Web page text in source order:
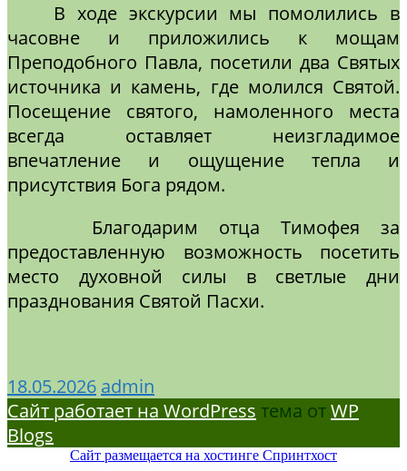
В ходе экскурсии мы помолились в
часовне и приложились к мощам
Преподобного Павла, посетили два Святых
источника и камень, где молился Святой.
Посещение святого, намоленного места
всегда оставляет неизгладимое
впечатление и ощущение тепла и
присутствия Бога рядом.
Благодарим отца Тимофея за
предоставленную возможность посетить
место духовной силы в светлые дни
празднования Святой Пасхи.
18.05.2026 admin
Сайт работает на WordPress тема отWP
Blogs
Сайт размещается на хостинге Спринтхост